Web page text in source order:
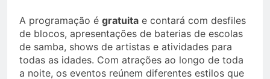
A programação é gratuita e contará com desfiles
de blocos, apresentações de baterias de escolas
de samba, shows de artistas e atividades para
todas as idades. Com atrações ao longo de toda
a noite, os eventos reúnem diferentes estilos que